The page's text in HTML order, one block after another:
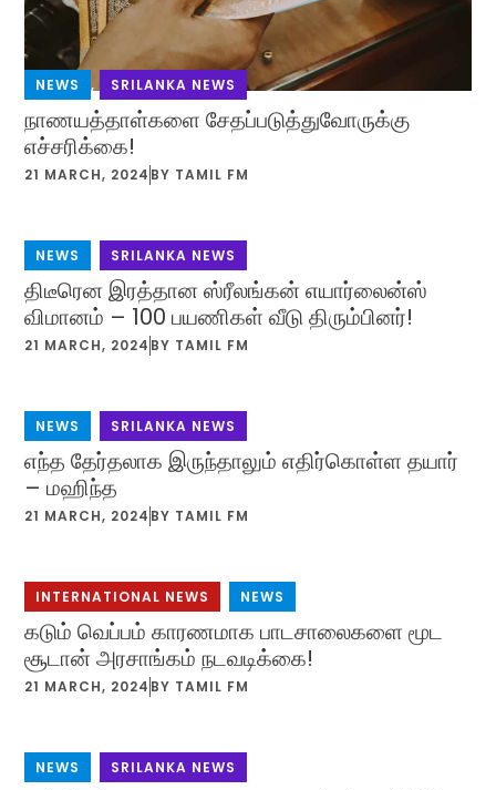
NEWS , SRILANKA NEWS
நாணயத்தாள்களை சேதப்படுத்துவோருக்கு
எச்சரிக்கை!
21 MARCH, 2024 BY TAMIL FM
NEWS SRILANKA NEWS
திடீரென இரத்தான ஸ்ரீலங்கன் எயார்லைன்ஸ்
விமானம் – 100 பயணிகள் வீடு திரும்பினர்!
21 MARCH, 2024 BY TAMIL FM
NEWS SRILANKA NEWS
எந்த தேர்தலாக இருந்தாலும் எதிர்கொள்ள தயார்
– மஹிந்த
21 MARCH, 2024 BY TAMIL FM
INTERNATIONAL NEWS NEWS
கடும் வெப்பம் காரணமாக பாடசாலைகளை மூட
சூடான் அரசாங்கம் நடவடிக்கை!
21 MARCH, 2024 BY TAMIL FM
NEWS SRILANKA NEWS